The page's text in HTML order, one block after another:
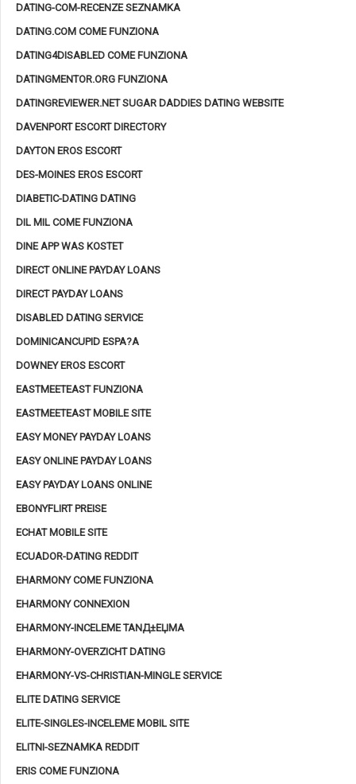
DATING-COM-RECENZE SEZNAMKA
DATING.COM COME FUNZIONA
DATING4DISABLED COME FUNZIONA
DATINGMENTOR.ORG FUNZIONA
DATINGREVIEWER.NET SUGAR DADDIES DATING WEBSITE
DAVENPORT ESCORT DIRECTORY
DAYTON EROS ESCORT
DES-MOINES EROS ESCORT
DIABETIC-DATING DATING
DIL MIL COME FUNZIONA
DINE APP WAS KOSTET
DIRECT ONLINE PAYDAY LOANS
DIRECT PAYDAY LOANS
DISABLED DATING SERVICE
DOMINICANCUPID ESPA?A
DOWNEY EROS ESCORT
EASTMEETEAST FUNZIONA
EASTMEETEAST MOBILE SITE
EASY MONEY PAYDAY LOANS
EASY ONLINE PAYDAY LOANS
EASY PAYDAY LOANS ONLINE
EBONYFLIRT PREISE
ECHAT MOBILE SITE
ECUADOR-DATING REDDIT
EHARMONY COME FUNZIONA
EHARMONY CONNEXION
EHARMONY-INCELEME TANД±ЕЏMA
EHARMONY-OVERZICHT DATING
EHARMONY-VS-CHRISTIAN-MINGLE SERVICE
ELITE DATING SERVICE
ELITE-SINGLES-INCELEME MOBIL SITE
ELITNI-SEZNAMKA REDDIT
ERIS COME FUNZIONA